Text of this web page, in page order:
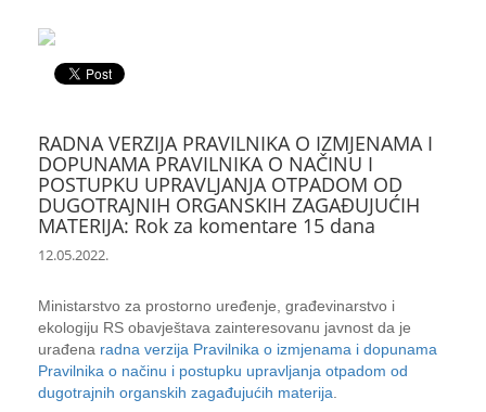
RADNA VERZIJA PRAVILNIKA O IZMJENAMA I
DOPUNAMA PRAVILNIKA O NAČINU I
POSTUPKU UPRAVLJANJA OTPADOM OD
DUGOTRAJNIH ORGANSKIH ZAGAĐUJUĆIH
MATERIJA: Rok za komentare 15 dana
12.05.2022.
Ministarstvo za prostorno uređenje, građevinarstvo i
ekologiju RS obavještava zainteresovanu javnost da je
urađena radna verzija Pravilnika o izmjenama i dopunama
Pravilnika o načinu i postupku upravljanja otpadom od
dugotrajnih organskih zagađujućih materija